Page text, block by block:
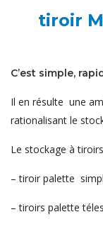
tiroir
C’est simple,
Il en résulte une
rationalisant le
Le stockage à
– tiroir palette
– tiroirs palette